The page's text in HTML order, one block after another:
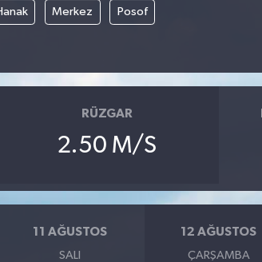
Merkez Posof
RÜZGAR
2.50 M/S
11 AĞUSTOS
SALI
12 AĞUSTOS
ÇARŞAMBA